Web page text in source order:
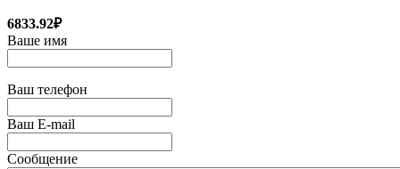
6833.92₽
Ваше имя
Ваш телефон
Ваш E-mail
Сообщение